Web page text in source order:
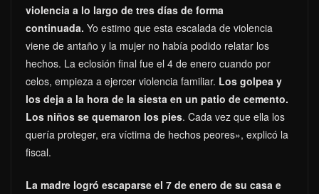
violencia a lo largo de tres días de forma
continuada. Yo estimo que esta escalada de violencia
viene de antaño y la mujer no había podido relatar los
hechos. La eclosión final fue el 4 de enero cuando por
celos, empieza a ejercer violencia familiar. Los golpea y
los deja a la hora de la siesta en un patio de cemento.
Los niños se quemaron los pies. Cada vez que ella los
quería proteger, era víctima de hechos peores», explicó la
fiscal.
La madre logró escaparse el 7 de enero de su casa e